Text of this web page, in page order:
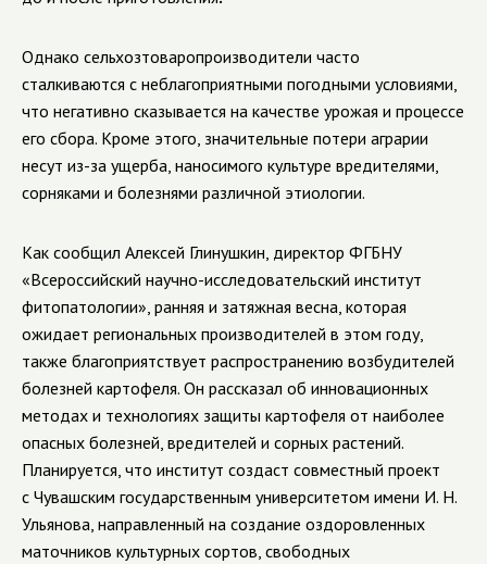
Однако сельхозтоваропроизводители часто
сталкиваются с неблагоприятными погодными условиями,
что негативно сказывается на качестве урожая и процессе
его сбора. Кроме этого, значительные потери аграрии
несут из-за ущерба, наносимого культуре вредителями,
сорняками и болезнями различной этиологии.
Как сообщил Алексей Глинушкин, директор ФГБНУ
«Всероссийский научно-исследовательский институт
фитопатологии», ранняя и затяжная весна, которая
ожидает региональных производителей в этом году,
также благоприятствует распространению возбудителей
болезней картофеля. Он рассказал об инновационных
методах и технологиях защиты картофеля от наиболее
опасных болезней, вредителей и сорных растений.
Планируется, что институт создаст совместный проект
с Чувашским государственным университетом имени И. Н.
Ульянова, направленный на создание оздоровленных
маточников культурных сортов, свободных